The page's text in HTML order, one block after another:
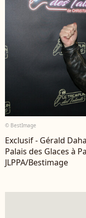
© BestImage
Exclusif - Gérald
Palais des Glaces à
JLPPA/Bestimage